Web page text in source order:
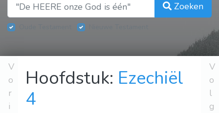
Zoeken
V
o
r
i
Hoofdstuk: Ezechiël
4
V
o
l
g